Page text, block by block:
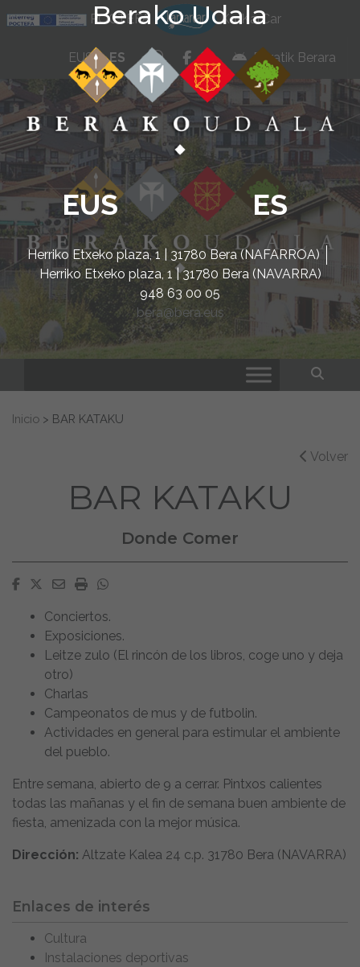
Berako Udala
EUS ES
Herriko Etxeko plaza, 1 | 31780 Bera (NAFARROA)
Herriko Etxeko plaza, 1 | 31780 Bera (NAVARRA)
948 63 00 05
bera@bera.eus
POCTEFA KarKarCar
EUS ES whatsapp
facebook
instagram
Beratik Berara
Buscar:
Inicio > BAR KATAKU
Volver
BAR KATAKU
Donde Comer
Facebook
Twitter
EmailImprimirWhatsapp
Conciertos.
Exposiciones.
Leitze zulo (El rincón de los libros, coge uno y deja
otro)
Charlas
Campeonatos de mus y de futbolin.
Actividades en general para estimular el ambiente
del pueblo.
Entre semana, abierto de 9 a cerrar. Pintxos calientes
todas las mañanas y el fin de semana buen ambiente de
fiesta, amenizada con la mejor música.
Dirección: Altzate Kalea 24 c.p. 31780 Bera (NAVARRA)
Enlaces de interés
Cultura
Instalaciones deportivas